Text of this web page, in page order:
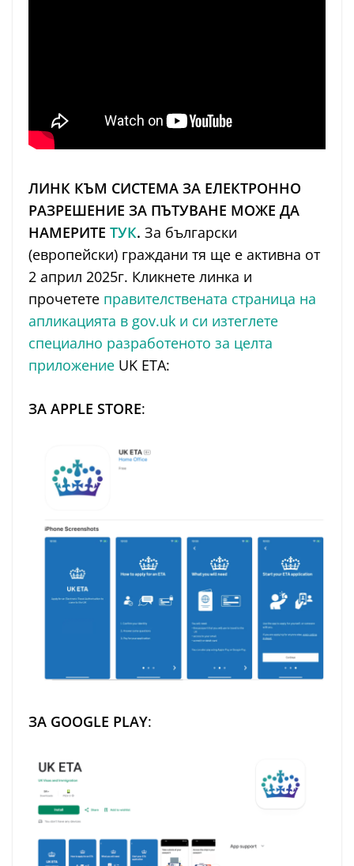
ЛИНК КЪМ СИСТЕМА ЗА ЕЛЕКТРОННО
РАЗРЕШЕНИЕ ЗА ПЪТУВАНЕ МОЖЕ ДА
НАМЕРИТЕ ТУК. За български
(европейски) граждани тя ще е активна от
2 април 2025г. Кликнете линка и
прочетете правителствената страница на
апликацията в gov.uk и си изтеглете
специално разработеното за целта
приложение UK ETA:
ЗА APPLE STORE:
ЗА GOOGLE PLAY: